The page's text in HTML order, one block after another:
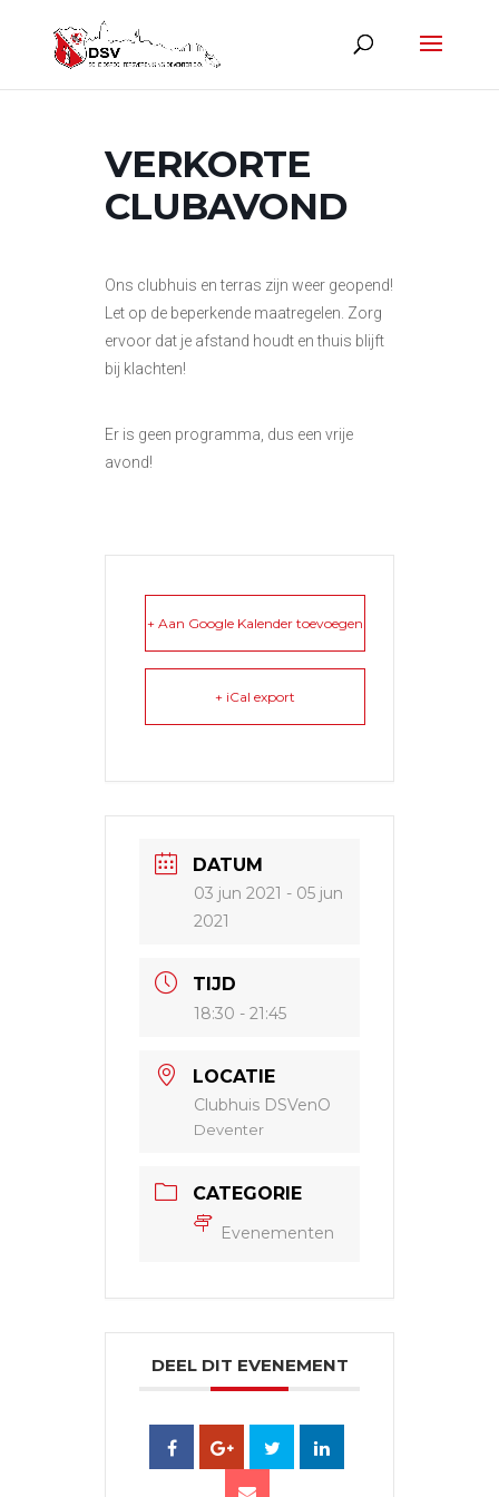
VERKORTE
CLUBAVOND
Ons clubhuis en terras zijn weer geopend!
Let op de beperkende maatregelen. Zorg
ervoor dat je afstand houdt en thuis blijft
bij klachten!
Er is geen programma, dus een vrije
avond!
+ Aan Google Kalender toevoegen
+ iCal export
DATUM
03 jun 2021 - 05 jun
2021
TIJD
18:30 - 21:45
LOCATIE
Clubhuis DSVenO
Deventer
CATEGORIE
Evenementen
DEEL DIT EVENEMENT